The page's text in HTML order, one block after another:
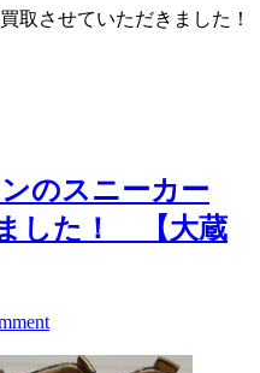
取させていただきました！
のスニーカー
ました！ 【大蔵